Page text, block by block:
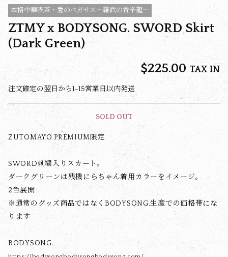
本格中華喫茶・愛のペガサス～羅武の香辛龍～
ZTMY x BODYSONG. SWORD Skirt
(Dark Green)
$‌225.00 TAX IN
注文確定の翌日から1-15営業日以内発送
SOLD OUT
ZUTOMAYO PREMIUM限定
SWORD刺繍入りスカート。
ダークグリーンは残機にらちゃん着用カラーをイメージ。
2色展開
※通常のグッズ商品ではなくBODYSONG.生産での価格帯にな
ります
BODYSONG.